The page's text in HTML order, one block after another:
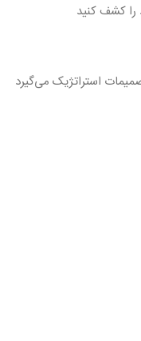
را کشف کنید
استراتژیک می‌گیرد